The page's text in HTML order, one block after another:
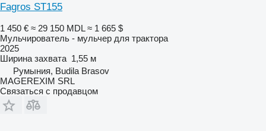
Fagros ST155
1 450 € ≈ 29 150 MDL ≈ 1 665 $
Мульчирователь - мульчер для трактора
2025
Ширина захвата 1,55 м
Румыния, Budila Brasov
MAGEREXIM SRL
Связаться с продавцом